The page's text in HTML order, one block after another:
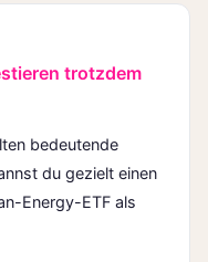
trotzdem
bedeutende
du gezielt einen
Energy-ETF als